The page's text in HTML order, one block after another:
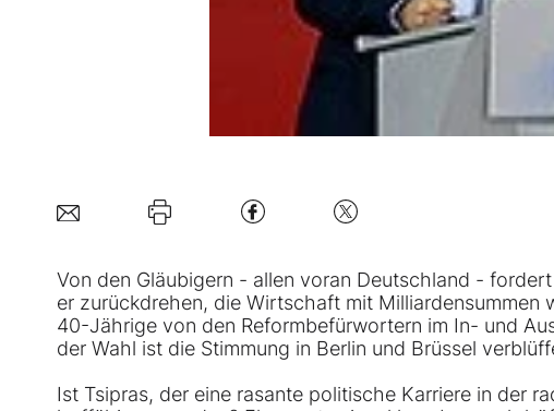
Von den Gläubigern - allen voran Deutschland -
er zurückdrehen, die Wirtschaft mit Milliardensummen
40-Jährige von den Reformbefürwortern im In- und
der Wahl ist die Stimmung in Berlin und Brüssel
Ist Tsipras, der eine rasante politische Karriere in der